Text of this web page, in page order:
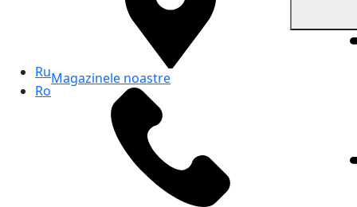
Ru
Ro
Magazinele noastre